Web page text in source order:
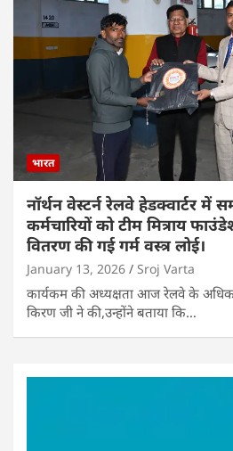
भारत
नॉर्थन वेस्टर्न रेलवे हेडक्वार्टर में
कर्मचारियों को टीम मित्राय
वितरण की गई गर्म वस्त्र लोई।
January 13, 2026 Sroj Varta
कार्यकम की अध्यक्षता आज रेलवे के
किरण जी ने की,उन्होंने बताया कि…